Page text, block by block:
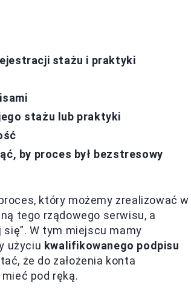
stażu i praktyki
stażu lub praktyki
by proces był bezstresowy
który możemy zrealizować w
tego rządowego serwisu, a
W tym miejscu mamy
użyciu kwalifikowanego podpisu
że do założenia konta
pod ręką.